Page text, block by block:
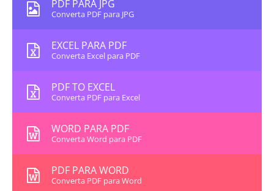
PDF PARA JPG
Converta PDF para JPG
EXCEL PARA PDF
Converta Excel para PDF
PDF TO EXCEL
Converta PDF para Excel
WORD PARA PDF
Converta Word para PDF
PDF PARA WORD
Converta PDF para Word